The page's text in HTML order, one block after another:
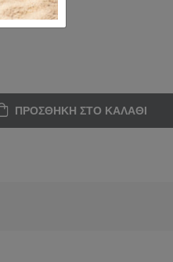
ΠΡΟΣΘΉΚΗ ΣΤΟ ΚΑΛΆΘΙ